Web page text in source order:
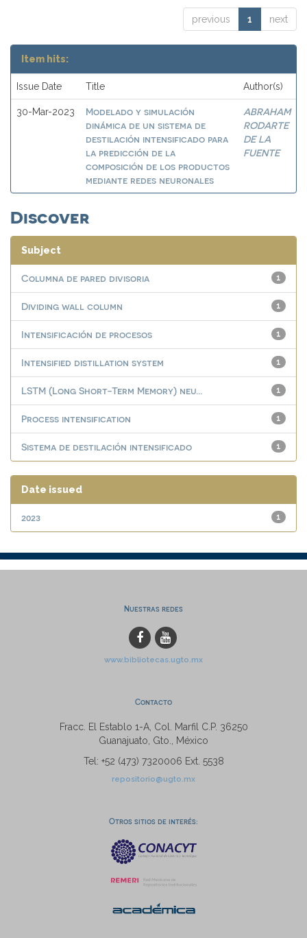
previous 1 next
Item hits:
Issue Date Title Author(s)
30-Mar-2023
Modelado y simulación
dinámica de un sistema de
destilación intensificado para
la predicción de la
composición de los productos
mediante redes neuronales
ABRAHAM
RODARTE
DE LA
FUENTE
Discover
Subject
1
Columna de pared divisoria
1
Dividing wall column
1
Intensificación de procesos
1
Intensified distillation system
1
LSTM (Long Short-Term Memory) neu...
1
Process intensification
1
Sistema de destilación intensificado
Date issued
1
2023
Nuestras redes
www.bibliotecas.ugto.mx
Contacto
Fracc. El Establo 1-A, Col. Marfil C.P. 36250
Guanajuato, Gto., México
Tel: +52 (473) 7320006 Ext. 5538
repositorio@ugto.mx
Otros sitios de interés: